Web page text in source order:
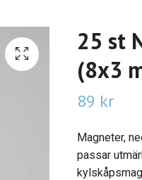
25 st
(8x3
89 kr
Magneter,
passar